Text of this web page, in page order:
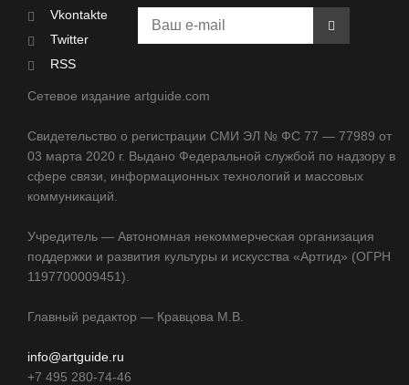
Vkontakte
Twitter
RSS
Сетевое издание artguide.com
Свидетельство о регистрации СМИ ЭЛ № ФС 77 — 77989 от
03 марта 2020 г. Выдано Федеральной службой по надзору в
сфере связи, информационных технологий и массовых
коммуникаций.
Учредитель — Автономная некоммерческая организация
поддержки и развития культуры и искусства «Артгид» (ОГРН
1197700009451).
Главный редактор — Кравцова М.В.
info@artguide.ru
+7 495 280-74-46